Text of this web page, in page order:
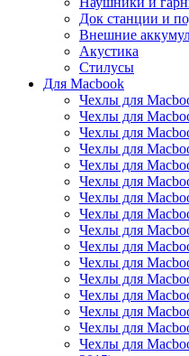
Док станции и
Внешние
Акустика
Стилусы
Для Macbook
Чехлы для
Чехлы для
Чехлы для
Чехлы для
Чехлы для
Чехлы для
Чехлы для
Чехлы для
Чехлы для
Чехлы для
Чехлы для
Чехлы для
Чехлы для
Чехлы для
Чехлы для
Чехлы для